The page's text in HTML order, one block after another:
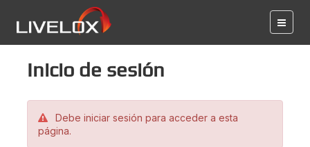
Inicio de sesión
Debe iniciar sesión para acceder a esta
página.